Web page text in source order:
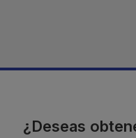
¿Deseas